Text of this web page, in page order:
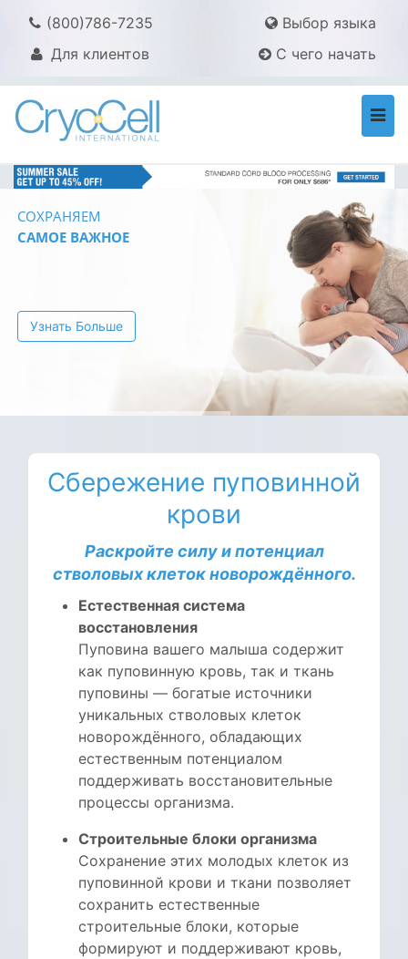
(800)786-7235
Выбор языка
Для клиентов
С чего начать
СОХРАНЯЕМ
САМОЕ ВАЖНОЕ
Узнать Больше
Сбережение пуповинной
крови
Раскройте силу и потенциал
стволовых клеток новорождённого.
Естественная система
восстановления
Пуповина вашего малыша содержит
как пуповинную кровь, так и ткань
пуповины — богатые источники
уникальных стволовых клеток
новорождённого, обладающих
естественным потенциалом
поддерживать восстановительные
процессы организма.
Строительные блоки организма
Сохранение этих молодых клеток из
пуповинной крови и ткани позволяет
сохранить естественные
строительные блоки, которые
формируют и поддерживают кровь,